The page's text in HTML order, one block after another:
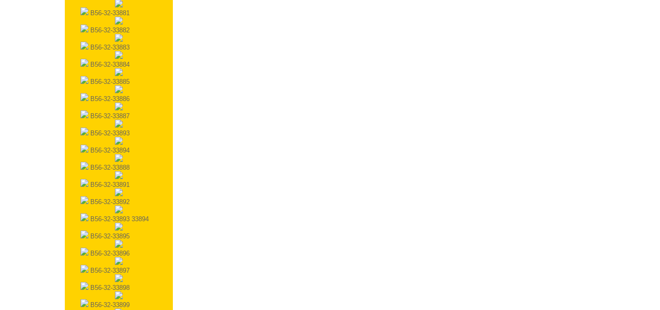
B56-32-33881
B56-32-33882
B56-32-33883
B56-32-33884
B56-32-33885
B56-32-33886
B56-32-33887
B56-32-33893
B56-32-33894
B56-32-33888
B56-32-33891
B56-32-33892
B56-32-33893 33894
B56-32-33895
B56-32-33896
B56-32-33897
B56-32-33898
B56-32-33899